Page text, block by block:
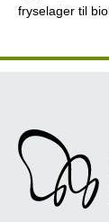
fryselager til